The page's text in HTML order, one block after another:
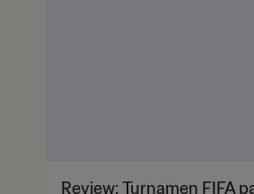
Review: Turnamen FIFA